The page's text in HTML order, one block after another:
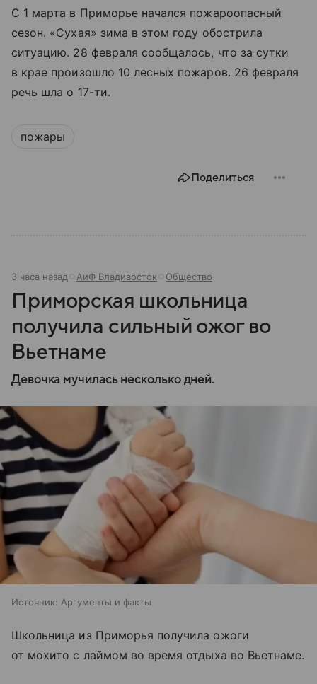
С 1 марта в Приморье начался пожароопасный
сезон. «Сухая» зима в этом году обострила
ситуацию. 28 февраля сообщалось, что за сутки
в крае произошло 10 лесных пожаров. 26 февраля
речь шла о 17-ти.
пожары
Поделиться
3 часа назад АиФ Владивосток Общество
Приморская школьница
получила сильный ожог во
Вьетнаме
Девочка мучилась несколько дней.
Источник: Аргументы и факты
Школьница из Приморья получила ожоги
от мохито с лаймом во время отдыха во Вьетнаме.